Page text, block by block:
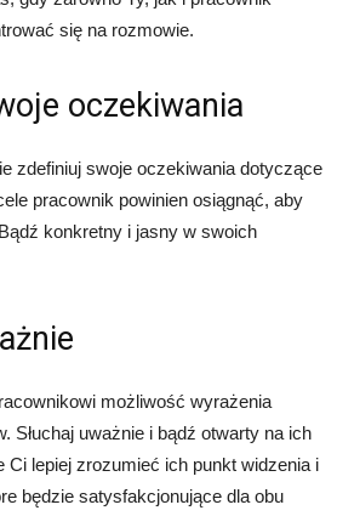
się na rozmowie.
oczekiwania
zdefiniuj swoje oczekiwania dotyczące
pracownik powinien osiągnąć, aby
konkretny i jasny w swoich
możliwość wyrażenia
Słuchaj uważnie i bądź otwarty na ich
Ci lepiej zrozumieć ich punkt widzenia i
będzie satysfakcjonujące dla obu